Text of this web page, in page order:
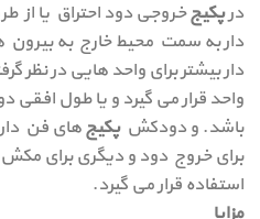
درپکیجخروجی دود احتراق یا
دار به سمت محیط خارج به
دار بیشتر برای واحد هایی در نظر
باشد. و دودکشپکیجهای فن
برای خروج دود و دیگری برای
استفاده قرار می گیرد.
مزایا